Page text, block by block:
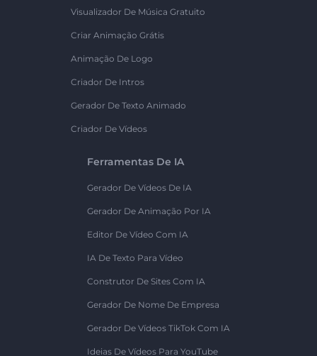
Visualizador De Música Gratuito
Criar Animação Grátis
Animação De Logo
Criador De Intros
Gerador De Texto Animado
Criador De Vídeos
Ferramentas De IA
Gerador De Vídeos De IA
Gerador De Animação Por IA
Editor De Vídeo Com IA
IA De Texto Para Vídeo
Construtor De Sites Com IA
Gerador De Nome De Empresa
Gerador De Vídeos TikTok Com IA
Ideias De Vídeos Para YouTube